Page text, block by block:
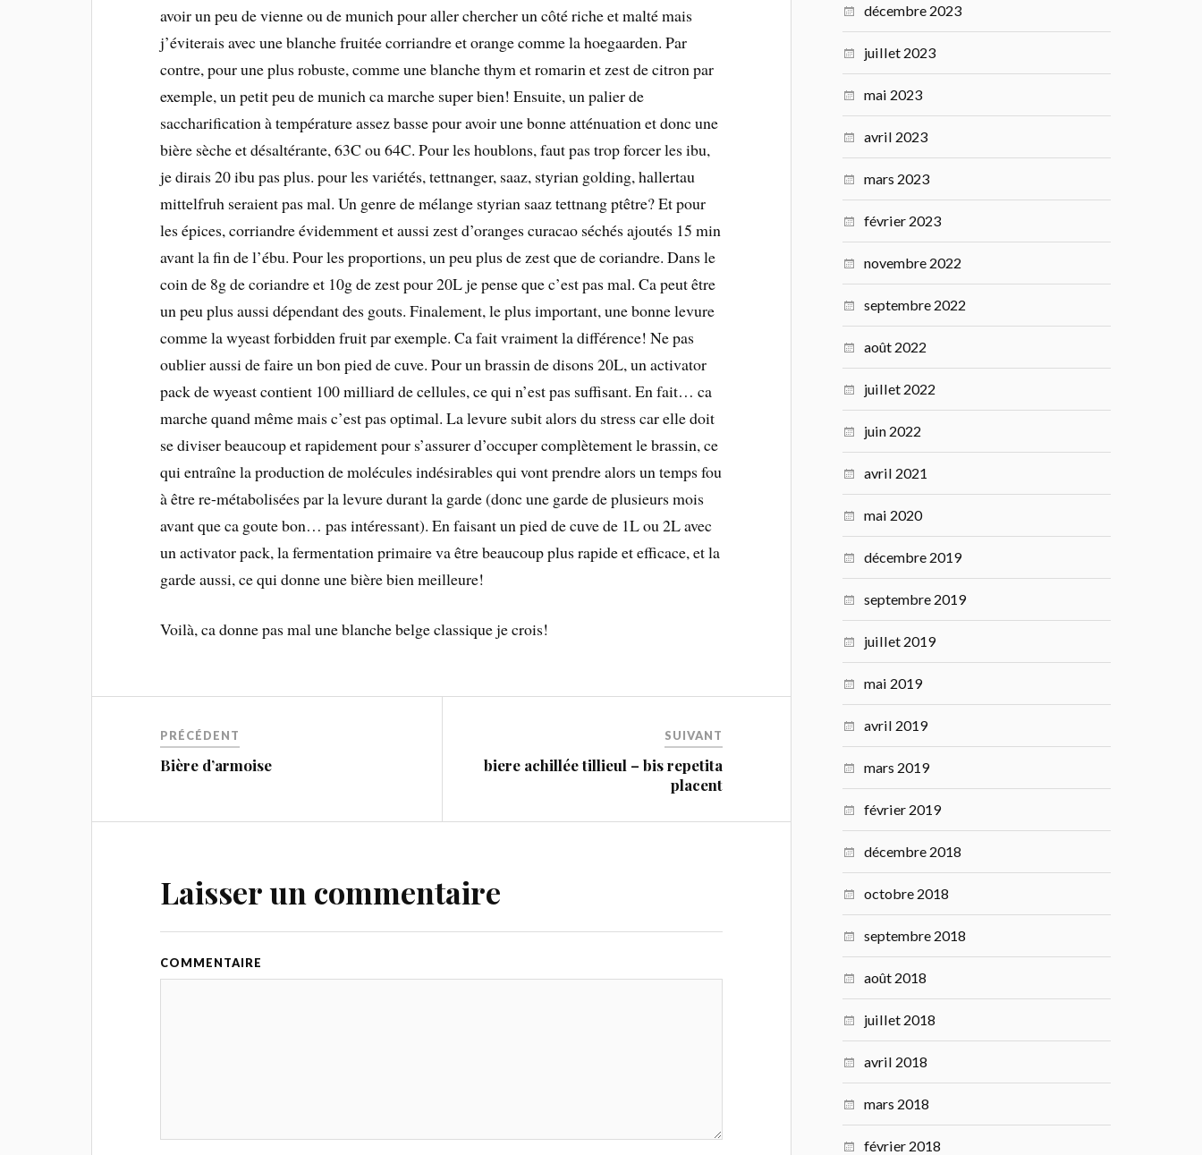
avoir un peu de vienne ou de munich pour aller chercher un côté riche et malté mais
j’éviterais avec une blanche fruitée corriandre et orange comme la hoegaarden. Par
contre, pour une plus robuste, comme une blanche thym et romarin et zest de citron par
exemple, un petit peu de munich ca marche super bien! Ensuite, un palier de
saccharification à température assez basse pour avoir une bonne atténuation et donc une
bière sèche et désaltérante, 63C ou 64C. Pour les houblons, faut pas trop forcer les ibu,
je dirais 20 ibu pas plus. pour les variétés, tettnanger, saaz, styrian golding, hallertau
mittelfruh seraient pas mal. Un genre de mélange styrian saaz tettnang ptêtre? Et pour
les épices, corriandre évidemment et aussi zest d’oranges curacao séchés ajoutés 15 min
avant la fin de l’ébu. Pour les proportions, un peu plus de zest que de coriandre. Dans le
coin de 8g de coriandre et 10g de zest pour 20L je pense que c’est pas mal. Ca peut être
un peu plus aussi dépendant des gouts. Finalement, le plus important, une bonne levure
comme la wyeast forbidden fruit par exemple. Ca fait vraiment la différence! Ne pas
oublier aussi de faire un bon pied de cuve. Pour un brassin de disons 20L, un activator
pack de wyeast contient 100 milliard de cellules, ce qui n’est pas suffisant. En fait… ca
marche quand même mais c’est pas optimal. La levure subit alors du stress car elle doit
se diviser beaucoup et rapidement pour s’assurer d’occuper complètement le brassin, ce
qui entraîne la production de molécules indésirables qui vont prendre alors un temps fou
à être re-métabolisées par la levure durant la garde (donc une garde de plusieurs mois
avant que ca goute bon… pas intéressant). En faisant un pied de cuve de 1L ou 2L avec
un activator pack, la fermentation primaire va être beaucoup plus rapide et efficace, et la
garde aussi, ce qui donne une bière bien meilleure!
Voilà, ca donne pas mal une blanche belge classique je crois!
PRÉCÉDENT
Bière d’armoise
SUIVANT
biere achillée tillieul – bis repetita
placent
Laisser un commentaire
COMMENTAIRE
décembre 2023
juillet 2023
mai 2023
avril 2023
mars 2023
février 2023
novembre 2022
septembre 2022
août 2022
juillet 2022
juin 2022
avril 2021
mai 2020
décembre 2019
septembre 2019
juillet 2019
mai 2019
avril 2019
mars 2019
février 2019
décembre 2018
octobre 2018
septembre 2018
août 2018
juillet 2018
avril 2018
mars 2018
février 2018